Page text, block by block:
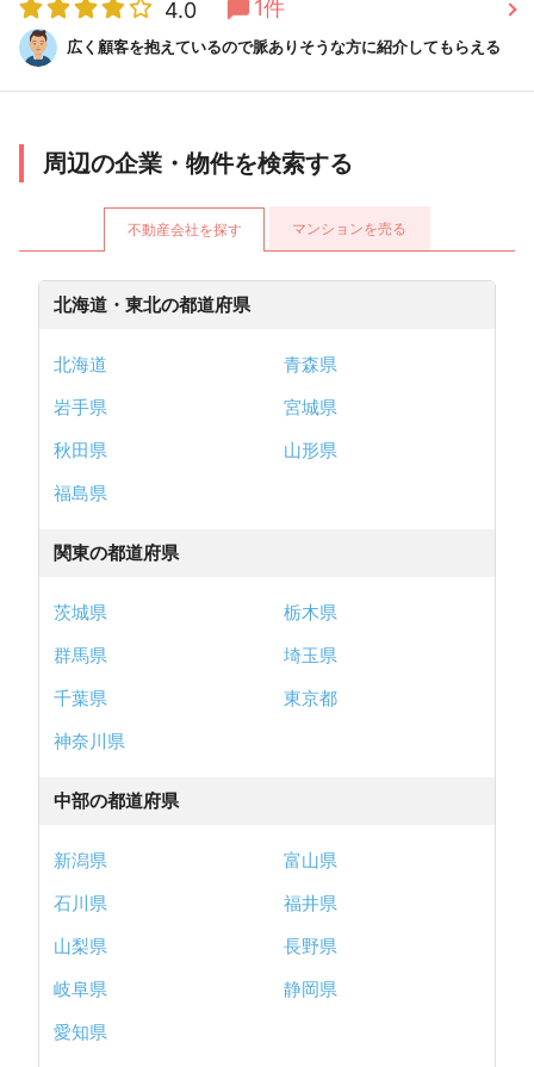
4.0 1件
広く顧客を抱えているので脈ありそうな方に紹介してもらえる
周辺の企業・物件を検索する
不動産会社を探す マンションを売る
北海道・東北の都道府県
北海道
青森県
岩手県
宮城県
秋田県
山形県
福島県
関東の都道府県
茨城県
栃木県
群馬県
埼玉県
千葉県
東京都
神奈川県
中部の都道府県
新潟県
富山県
石川県
福井県
山梨県
長野県
岐阜県
静岡県
愛知県